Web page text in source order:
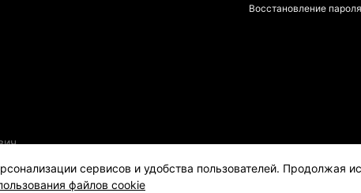
сервисов и удобства пользователей. Продолжая
файлов cookie
Восстановление пароля